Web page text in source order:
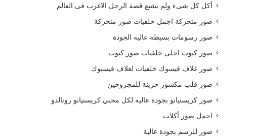
أكل كل شىء ولم يشبع قصة الرجل الاغرب فى العالم
صور متحركة اجمل خلفيات صور متحركة
صور رسومات بسيطه عاليه الجودة
صور كيوت احلى خلفيات صور كيوت
صور غلاف فيسوك خلفيات لغلاف فيسبوك
صور قلب مكسور حزينة للمجروحين
صور كريستيانو بجودة عاليه لكل محبي كريستيانو رونالدو
اجمل صور أكلات
صور للرسم بجودة عالية